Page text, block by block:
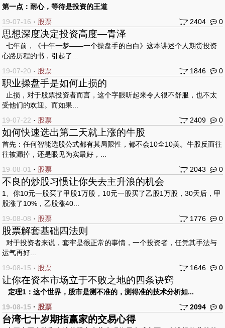
第一点：耐心，等待是投资的王道
19-07-16 · 股票 2404 0
思想深度决定投资高度—青泽
七年前，《十年一梦——一个操盘手的自白》这本讲述个人期货投资
心路历程的书，引起了...
19-07-20 · 股票 1846 0
职业操盘手是如何止损的
止损，对于股票投资者而言，这个字眼听起来令人很不舒服，也不太
受他们的欢迎。而如果...
19-07-22 · 股票 2409 0
如何快速选出第二天就上涨的牛股
首先：任何智能选股公式都有其局限性，都不会10全10美。牛股反而往
往被漏掉，还是眼见为实最好，...
19-08-01 · 股票 2043 0
不良的炒股习惯让你失去主升浪的机会
1、你10元一股买了甲股1万股，10元一股买了乙股1万股，30天后，甲
股涨了10%，乙股涨40...
19-08-08 · 股票 1776 0
股票解套基础四法则
对于投资者来说，套牢是很正常的事情，一个投资者，任凭其手法与
运气再好...
19-08-15 · 股票 1646 0
让你在资本市场立于不败之地的四条诀窍
定理1：这个世界，股市是测不准的，测得准的技术分析如...
19-08-15 · 股票 2094 0
台湾七十岁期指赢家的交易心得